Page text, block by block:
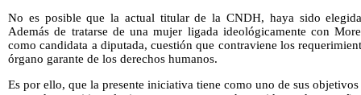
No es posible que la actual titular de la CNDH, haya sido
Además de tratarse de una mujer ligada ideológicamente con
como candidata a diputada, cuestión que contraviene los
órgano garante de los derechos humanos.
Es por ello, que la presente iniciativa tiene como uno de sus